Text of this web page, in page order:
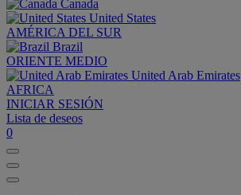
Canada
United States
AMÉRICA DEL SUR
Brazil
ORIENTE MEDIO
United Arab Emirates
AFRICA
INICIAR SESIÓN
Lista de deseos
0